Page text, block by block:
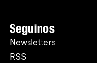
Seguinos
Newsletters
RSS